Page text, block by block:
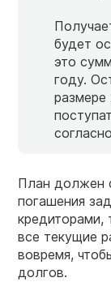
будет
это
году.
размере
План должен
погашения
кредиторами,
все текущие
вовремя,
долгов.